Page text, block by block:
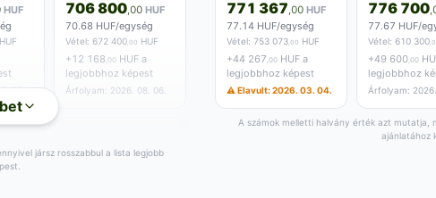
HUF
HUF
06.
706 800 ,00 HUF
70.68 HUF/egység
Vétel: 672 400 ,00 HUF
+ 12 168 ,00 HUF a
legjobbhoz képest
Árfolyam: 2026. 08. 06.
HUF
jársz rosszabbul a lista legjobb
771 367 ,00 HUF
77.14 HUF/egység
Vétel: 753 073 ,00 HUF
+44 267 ,00 HUF a
legjobbhoz képest
⚠ Elavult: 2026. 03. 04.
776 700
77.67 HUF/
Vétel: 610 300
+49 600 ,00
legjobbhoz
Árfolyam:
A számok melletti halvány érték azt mutatja,
ajánlatához